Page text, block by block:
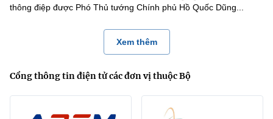
thông điệp được Phó Thủ tướng Chính phủ Hồ Quốc Dũng...
Xem thêm
Cổng thông tin điện tử các đơn vị thuộc Bộ